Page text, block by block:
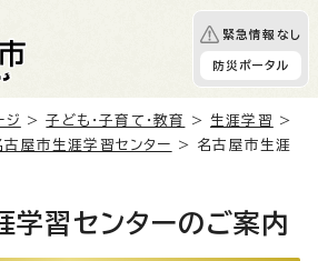
緊急情報なし
防災ポータル
ジ >子ども・子育て・教育 >生涯学習
>
古屋市生涯学習センター
> 名古屋市生涯
学習センターのご案内